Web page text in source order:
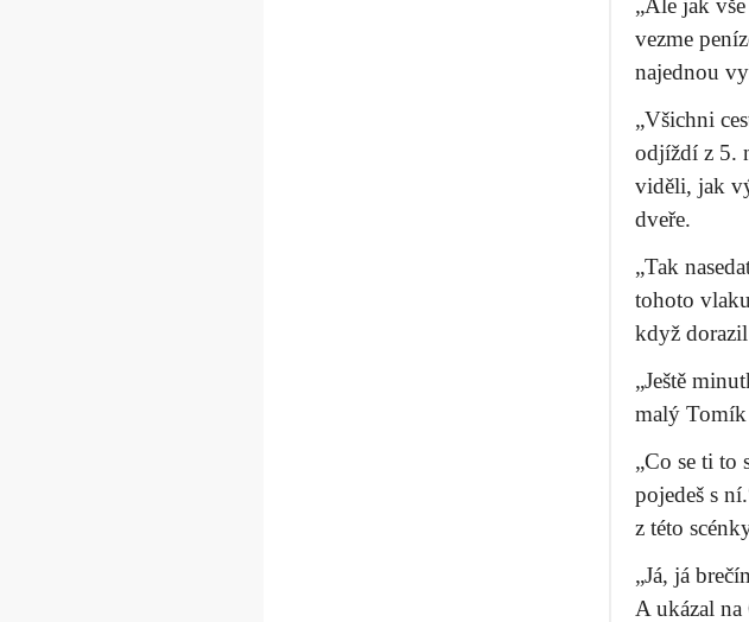
„Ale jak
vezme
najednou
„Všichni
odjíždí z 5.
viděli, jak
dveře.
„Tak
tohoto
když
„Ještě
malý Tomík
„Co se ti to
pojedeš s
z této
„Já, já
A ukázal